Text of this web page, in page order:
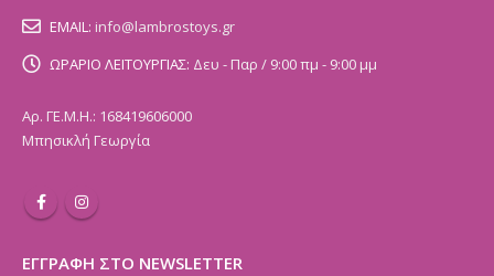
EMAIL: info@lambrostoys.gr
ΩΡΑΡΙΟ ΛΕΙΤΟΥΡΓΙΑΣ: Δευ - Παρ / 9:00 πμ - 9:00 μμ
Αρ. ΓΕ.Μ.Η.: 168419606000
Μπησικλή Γεωργία
ΕΓΓΡΑΦΗ ΣΤΟ NEWSLETTER